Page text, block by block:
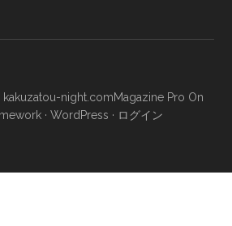
night.comMagazine Pro On
· WordPress · ログイン